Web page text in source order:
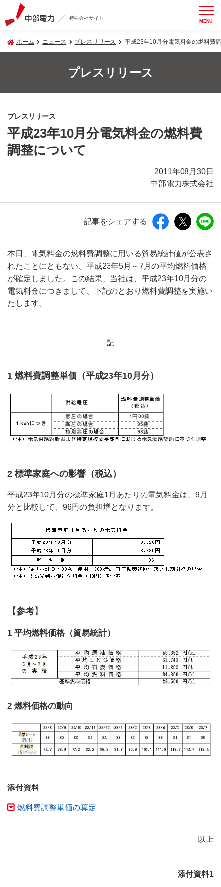
持株会社サイト MENU
ホーム ニュース プレスリリース 平成23年10月分電気料金の燃料費
プレスリリース
プレスリリース
平成23年10月分電気料金の燃料費
調整について
2011年08月30日
中部電力株式会社
記事をシェアする
本日、電気料金の燃料費調整に用いる貿易統計値が公表さ
れたことにともない、平成23年5月～7月の平均燃料価格
が確定しました。この結果、当社は、平成23年10月分の
電気料金につきまして、下記のとおり燃料費調整を実施い
たします。
記
1 燃料費調整単価（平成23年10月分）
2 標準家庭への影響（税込）
平成23年10月分の標準家庭1月あたりの電気料金は、9月
分と比較して、96円の負担増となります。
【参考】
1 平均燃料価格（貿易統計）
2 燃料価格の動向
添付資料
燃料費調整単価の算定
以上
添付資料1